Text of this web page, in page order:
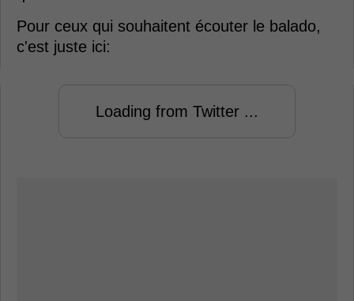
Pour ceux qui souhaitent écouter le balado,
c'est juste ici:
Loading from Twitter ...